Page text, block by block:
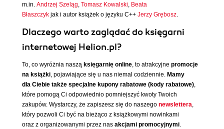
m.in. Andrzej Szeląg, Tomasz Kowalski, Beata
Błaszczyk jak i autor książek o języku C++ Jerzy Grębosz.
Dlaczego warto zaglądać do księgarni
internetowej Helion.pl?
To, co wyróżnia naszą księgarnię online, to atrakcyjne promocje
na książki, pojawiające się u nas niemal codziennie. Mamy
dla Ciebie także specjalne kupony rabatowe (kody rabatowe),
które pomogą Ci odpowiednio pomniejszyć kwoty Twoich
zakupów. Wystarczy, że zapiszesz się do naszego newslettera,
który pozwoli Ci być na bieżąco z książkowymi nowinkami
oraz z organizowanymi przez nas akcjami promocyjnymi.